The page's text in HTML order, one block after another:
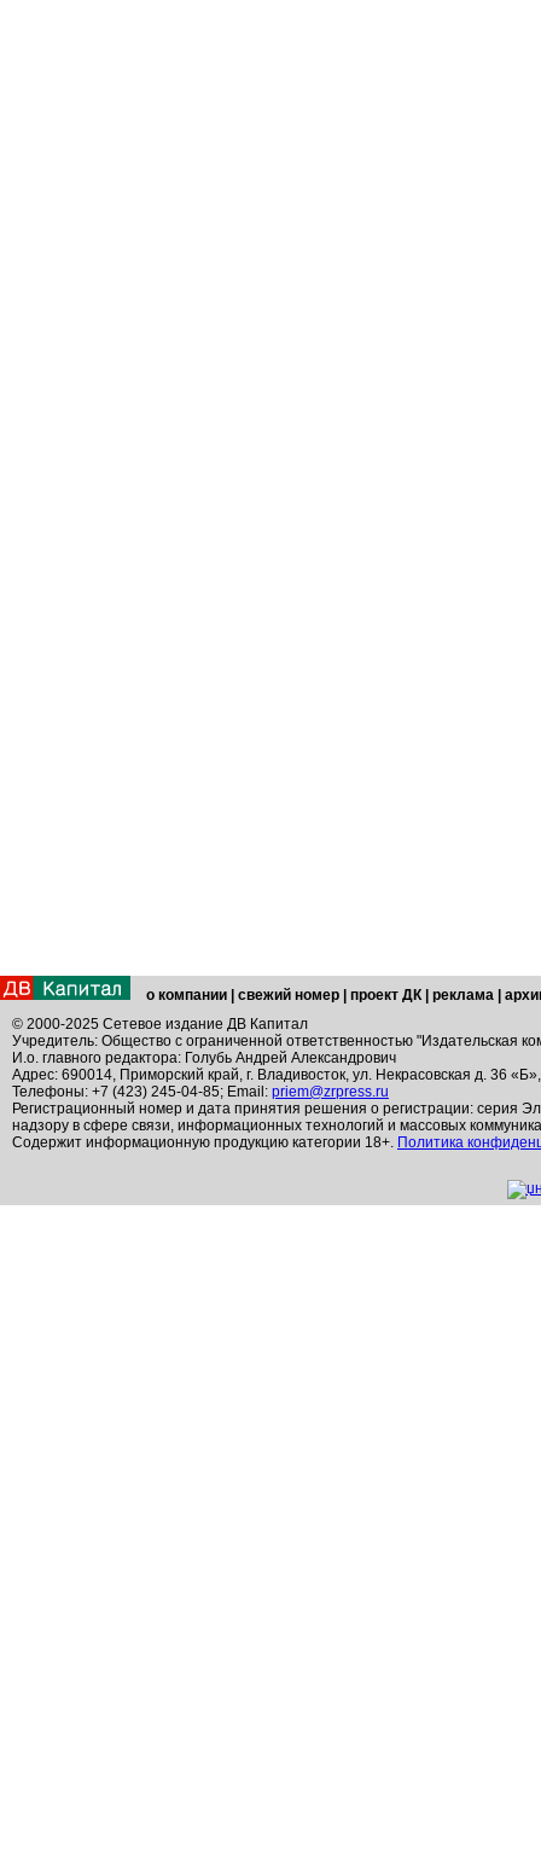
о компании свежий номер проект ДК реклама
© 2000-2025 Сетевое издание ДВ Капитал
Учредитель: Общество с ограниченной ответственностью "Издательская
И.о. главного редактора: Голубь Андрей Александрович
Адрес: 690014, Приморский край, г. Владивосток, ул. Некрасовская д. 36
Телефоны: +7 (423) 245-04-85; Email: priem@zrpress.ru
Регистрационный номер и дата принятия решения о регистрации: серия
надзору в сфере связи, информационных технологий и массовых
Содержит информационную продукцию категории 18+. Политика